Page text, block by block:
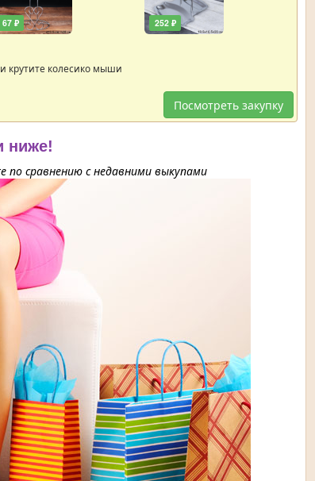
67 ₽ 252 ₽
и крутите колесико мыши
Посмотреть закупку
ниже!
сравнению с недавними выкупами